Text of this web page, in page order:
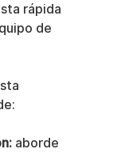
rápida
de
aborde